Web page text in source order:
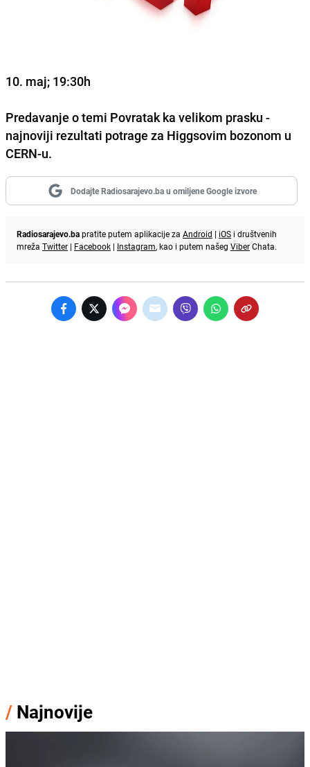
10. maj; 19:30h
Predavanje o temi Povratak ka velikom prasku -
najnoviji rezultati potrage za Higgsovim bozonom u
CERN-u.
Dodajte Radiosarajevo.ba u omiljene Google izvore
Radiosarajevo.bapratite putem aplikacije za Android | iOS i društvenih
mreža Twitter | Facebook | Instagram, kao i putem našeg ViberChata.
/ Najnovije